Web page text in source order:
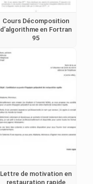
Cours Décomposition
d’algorithme en Fortran
95
Lettre de motivation en
restauration rapide